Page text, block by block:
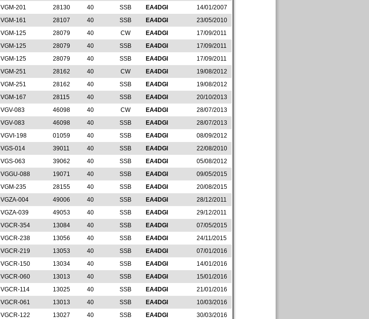
VGM-201 28130 40 SSB EA4DGI
14/01/2007
VGM-161 28107 40 SSB EA4DGI
23/05/2010
VGM-125 28079 40 CW EA4DGI
17/09/2011
VGM-125 28079 40 SSB EA4DGI
17/09/2011
VGM-125 28079 40 SSB EA4DGI
17/09/2011
VGM-251 28162 40 CW EA4DGI
19/08/2012
VGM-251 28162 40 SSB EA4DGI
19/08/2012
VGM-167 28115 40 SSB EA4DGI
20/10/2013
VGV-083 46098 40 CW EA4DGI
28/07/2013
VGV-083 46098 40 SSB EA4DGI
28/07/2013
VGVI-198 01059 40 SSB EA4DGI
08/09/2012
VGS-014 39011 40 SSB EA4DGI
22/08/2010
VGS-063 39062 40 SSB EA4DGI
05/08/2012
VGGU-088 19071 40 SSB EA4DGI
09/05/2015
VGM-235 28155 40 SSB EA4DGI
20/08/2015
VGZA-004 49006 40 SSB EA4DGI
28/12/2011
VGZA-039 49053 40 SSB EA4DGI
29/12/2011
VGCR-354 13084 40 SSB EA4DGI
07/05/2015
VGCR-238 13056 40 SSB EA4DGI
24/11/2015
VGCR-219 13053 40 SSB EA4DGI
07/01/2016
VGCR-150 13034 40 SSB EA4DGI
14/01/2016
VGCR-060 13013 40 SSB EA4DGI
15/01/2016
VGCR-114 13025 40 SSB EA4DGI
21/01/2016
VGCR-061 13013 40 SSB EA4DGI
10/03/2016
VGCR-122 13027 40 SSB EA4DGI
30/03/2016